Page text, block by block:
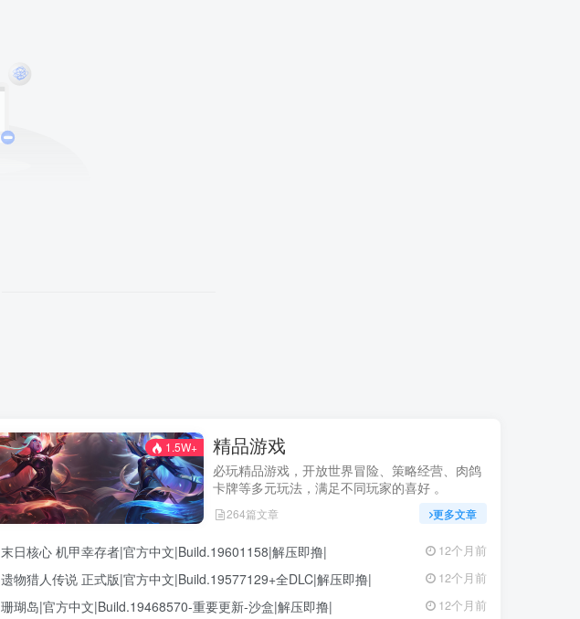
1.5W+ 精品游戏
必玩精品游戏，开放世界冒险、策略经营、肉鸽
卡牌等多元玩法，满足不同玩家的喜好 。
264篇文章 更多文章
末日核心 机甲幸存者|官方中文|Build.19601158|解压即撸| 12个月前
遗物猎人传说 正式版|官方中文|Build.19577129+全DLC|解压即撸| 12个月前
珊瑚岛|官方中文|Build.19468570-重要更新-沙盒|解压即撸| 12个月前